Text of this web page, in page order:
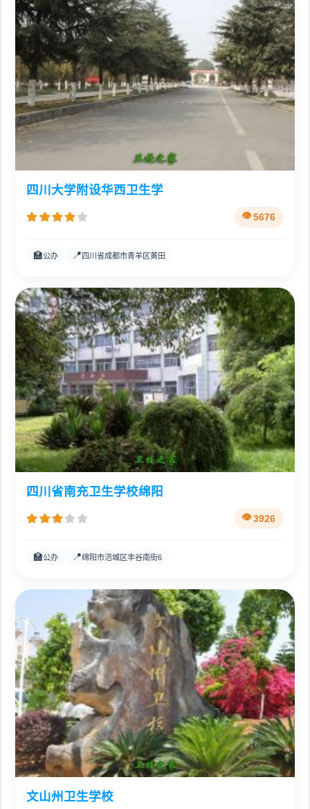
四川大学附设华西卫生学
5676
🏫公办 📍四川省成都市青羊区黄田
四川省南充卫生学校绵阳
3926
🏫公办 📍绵阳市涪城区丰谷南街6
文山州卫生学校